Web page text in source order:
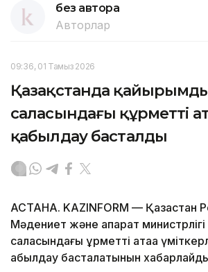
без автора
Авторлар
09:36, 01 Тамыз 2026
Қазақстанда
саласындағы құрметті
қабылдау басталды
АСТАНА. KAZINFORM — Қазақстан
Мәдениет және ақпарат
саласындағы құрметті атаққа
қабылдау басталатынын